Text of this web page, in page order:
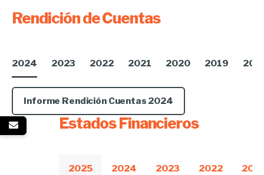
Rendición de Cuentas
2024 2023 2022 2021 2020 2019
Informe Rendición Cuentas 2024
Estados Financieros
2025 2024 2023 2022